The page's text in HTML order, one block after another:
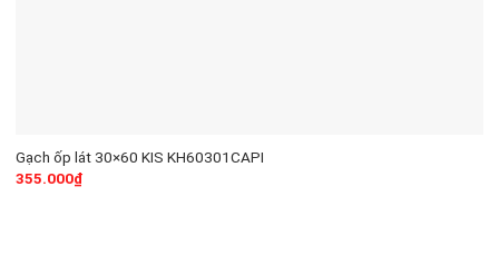
Gạch ốp lát 30×60 KIS KH60301CAPI
355.000₫